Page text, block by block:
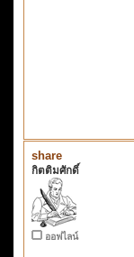
share
กิตติมศักดิ์
ออฟไลน์